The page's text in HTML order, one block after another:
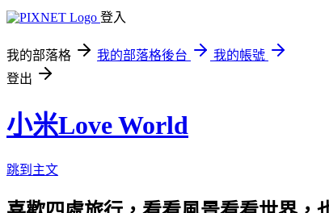
登入
我的部落格 我的部落格後台
我的帳號
登出
小米Love World
跳到主文